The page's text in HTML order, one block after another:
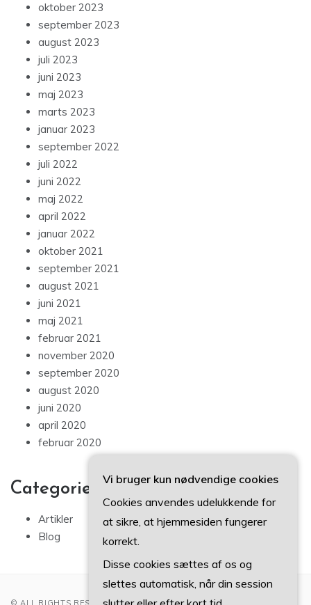
oktober 2023
september 2023
august 2023
juli 2023
juni 2023
maj 2023
marts 2023
januar 2023
september 2022
juli 2022
juni 2022
maj 2022
april 2022
januar 2022
oktober 2021
september 2021
august 2021
juni 2021
maj 2021
februar 2021
november 2020
september 2020
august 2020
juni 2020
april 2020
februar 2020
Categories
Artikler
Blog
Vi bruger kun nødvendige cookies
Cookies anvendes udelukkende for
at sikre, at hjemmesiden fungerer
korrekt.
Disse cookies sættes af os og
slettes automatisk, når din session